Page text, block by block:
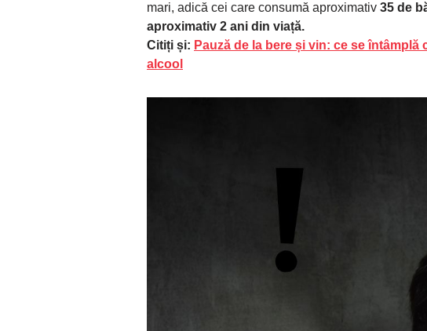
mari, adică cei care consumă aproximativ 35 de
aproximativ 2 ani din viață.
Citiți și: Pauză de la bere și vin: ce se
alcool